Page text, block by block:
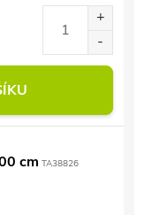
cm TA38826